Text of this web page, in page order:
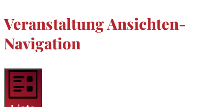
Veranstaltung Ansichten-
Navigation